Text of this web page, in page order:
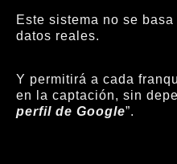
Este sistema no se
datos reales.
Y permitirá a cada
en la captación, sin
perfil de Google”.